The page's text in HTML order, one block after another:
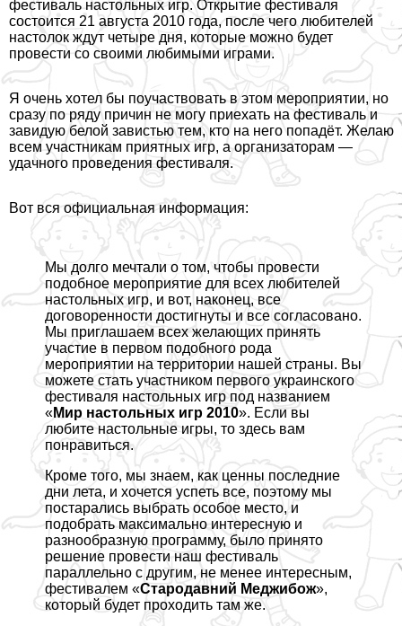
фестиваль настольных игр. Открытие фестиваля
состоится 21 августа 2010 года, после чего любителей
настолок ждут четыре дня, которые можно будет
провести со своими любимыми играми.
Я очень хотел бы поучаствовать в этом мероприятии, но
сразу по ряду причин не могу приехать на фестиваль и
завидую белой завистью тем, кто на него попадёт. Желаю
всем участникам приятных игр, а организаторам —
удачного проведения фестиваля.
Вот вся официальная информация:
Мы долго мечтали о том, чтобы провести
подобное мероприятие для всех любителей
настольных игр, и вот, наконец, все
договоренности достигнуты и все согласовано.
Мы приглашаем всех желающих принять
участие в первом подобного рода
мероприятии на территории нашей страны. Вы
можете стать участником первого украинского
фестиваля настольных игр под названием
«Мир настольных игр 2010». Если вы
любите настольные игры, то здесь вам
понравиться.
Кроме того, мы знаем, как ценны последние
дни лета, и хочется успеть все, поэтому мы
постарались выбрать особое место, и
подобрать максимально интересную и
разнообразную программу, было принято
решение провести наш фестиваль
параллельно с другим, не менее интересным,
фестивалем «Стародавний Меджибож»,
который будет проходить там же.